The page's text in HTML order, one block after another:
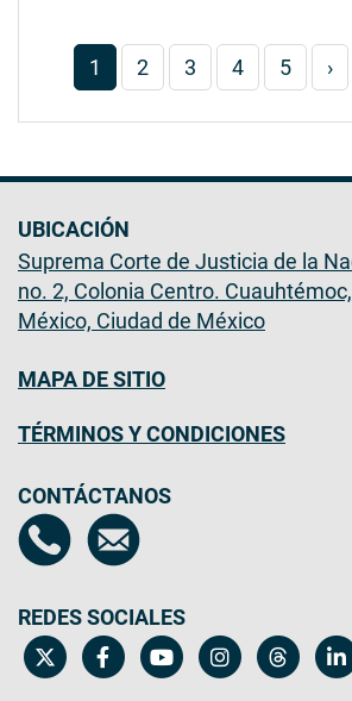
Página
actual
1 Página
2 Página
3 Página
4 Página
5 ›
UBICACIÓN
Suprema Corte de Justicia de la
no. 2, Colonia Centro.
México, Ciudad de México
MAPA DE SITIO
TÉRMINOS Y CONDICIONES
CONTÁCTANOS
REDES SOCIALES